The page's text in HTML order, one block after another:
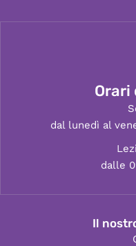
Orari
dal lunedì al
dalle
Il